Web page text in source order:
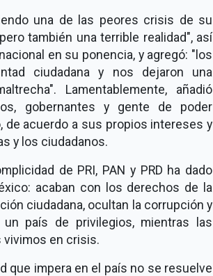
una de las peores crisis de su
también una terrible realidad", así
en su ponencia, y agregó: "los
ciudadana y nos dejaron una
Lamentablemente, añadió
gobernantes y gente de poder
de acuerdo a sus propios intereses y
y los ciudadanos.
de PRI, PAN y PRD ha dado
acaban con los derechos de la
ciudadana, ocultan la corrupción y
un país de privilegios, mientras las
vivimos en crisis.
que impera en el país no se resuelve